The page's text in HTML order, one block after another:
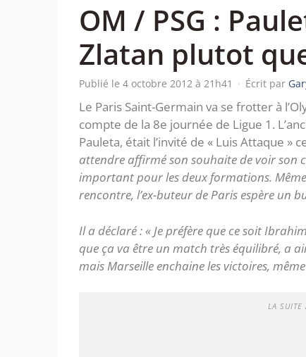
OM / PSG :
Zlatan plutot
Publié le 4 octobre 2012 à 21h41 · Écrit par
Le Paris Saint-Germain va se frotter à
compte de la 8e journée de Ligue 1.
Pauleta, était l’invité de « Luis Attaque »
attendre affirmé son souhaite de voir
important pour les deux formations.
rencontre, l’ex-buteur de Paris espère un
Il a déclaré :« Je préfère que ce soit
que ça va être un match très équilibré, a
mais Marseille enchaine les victoires,
LA SUITE